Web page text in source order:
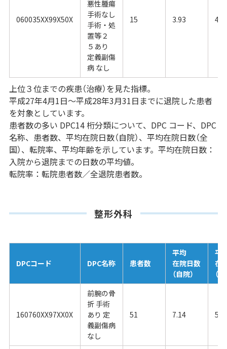
060035XX99X50X
悪性腫瘍
手術なし
手術・処
置等２
５あり
定義副傷
病 なし
15 3.93
上位３位までの疾患（治療）を見た指標。
平成27年4月1日～平成28年3月31日までに退院した患者
を対象としています。
患者数の多い DPC14 桁分類について、DPC コード、DPC
名称、患者数、平均在院日数（自院）、平均在院日数（全
国）、転院率、平均年齢を示しています。平均在院日数：
入院から退院までの日数の平均値。
転院率：転院患者数／全退院患者数。
整形外科
DPCコード DPC名称 患者数
平均
在院日数
（自院）
平
在
（
160760XX97XX0X
前腕の骨
折 手術
あり 定
義副傷病
なし
51 7.14